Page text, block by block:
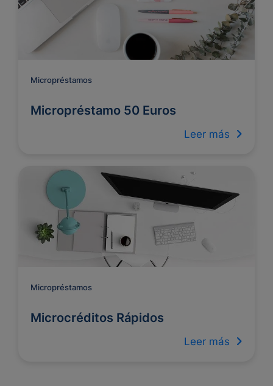
Micropréstamos
Micropréstamo 50 Euros
Leer más
Micropréstamos
Microcréditos Rápidos
Leer más